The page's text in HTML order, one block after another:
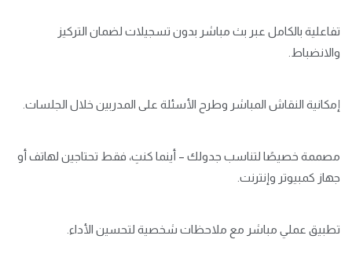
تفاعلية بالكامل عبر بث مباشر بدون تسجيلات لضمان التركيز
والانضباط.
إمكانية النقاش المباشر وطرح الأسئلة على المدربين خلال الجلسات.
مصممة خصيصًا لتناسب جدولك – أينما كنتِ، فقط تحتاجين لهاتف أو
جهاز كمبيوتر وإنترنت.
تطبيق عملي مباشر مع ملاحظات شخصية لتحسين الأداء.